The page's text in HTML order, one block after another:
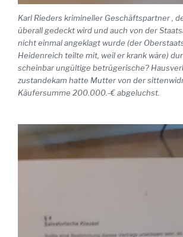
Karl Rieders krimineller Geschäftspartner ,
überall gedeckt wird und auch von der
nicht einmal angeklagt wurde (der
Heidenreich teilte mit, weil er krank wäre)
scheinbar ungültige betrügerische?
zustandekam hatte Mutter von der
Käufersumme 200.000.-€ abgeluchst.